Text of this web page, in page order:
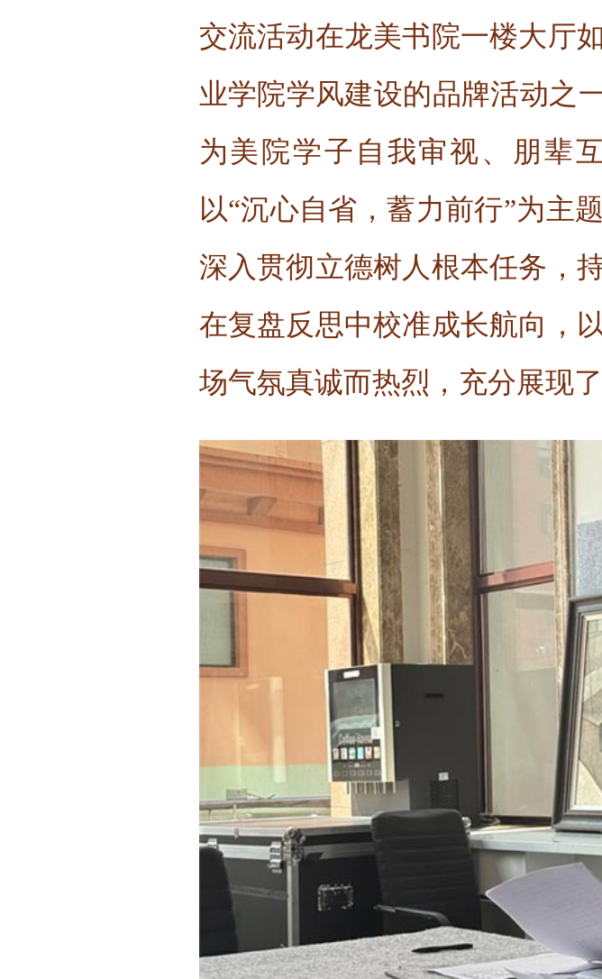
交流活动在龙美书院一楼大厅
业学院学风建设的品牌活动之
为美院学子自我审视、朋辈
以“沉心自省，蓄力前行”为主
深入贯彻立德树人根本任务，
在复盘反思中校准成长航向，
场气氛真诚而热烈，充分展现